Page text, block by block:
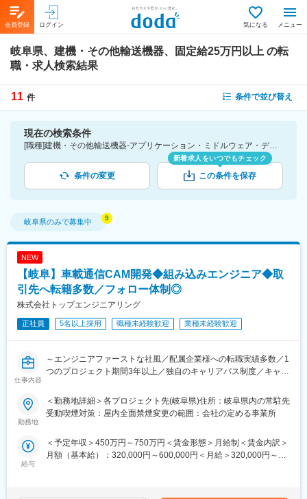
会員登録 ログイン 気になる メニュー
岐阜県、建機・その他輸送機器、固定給25万円以上 の転
職・求人検索結果
11 件 条件で並び替え
現在の検索条件
[職種]建機・その他輸送機器-アプリケーション・ミドルウェア・デバイスドライバ・ファームウェア [勤務地]岐阜県 [詳細条件](待遇・福利厚生)固定給25万円以上
条件の変更
新着求人をいつでもチェック
この条件を保存
岐阜県のみで募集中
NEW
【岐阜】車載通信CAM開発◆組み込みエンジニア◆取
引先へ転籍多数／フォロー体制◎
株式会社トップエンジニアリング
正社員 5名以上採用 職種未経験歓迎 業種未経験歓迎
仕事内容
～エンジニアファーストな社風／配属企業様への転職実績多数／1
つのプロジェクト期間3年以上／独自のキャリアパス制度／キャリ
■業務概要
・ログ解析、実機デバッグ、評価項目の消化
いずれかの業務をご担当いただきます。
勤務地
＜勤務地詳細＞各プロジェクト先(岐阜県)住所：岐阜県内の常駐先
受動喫煙対策：屋内全面禁煙変更の範囲：会社の定める事業所
給与
＜予定年収＞450万円～750万円＜賃金形態＞月給制＜賃金内訳＞
月額（基本給）：320,000円～600,000円＜月給＞320,000円～